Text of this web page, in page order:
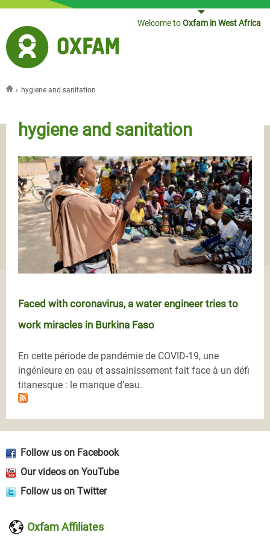
Welcome toOxfam in West Africa
› hygiene and sanitation
hygiene and sanitation
Faced with coronavirus, a water engineer tries to
work miracles in Burkina Faso
En cette période de pandémie de COVID-19, une
ingénieure en eau et assainissement fait face à un défi
titanesque : le manque d’eau.
Follow us on Facebook
Our videos on YouTube
Follow us on Twitter
Oxfam Affiliates